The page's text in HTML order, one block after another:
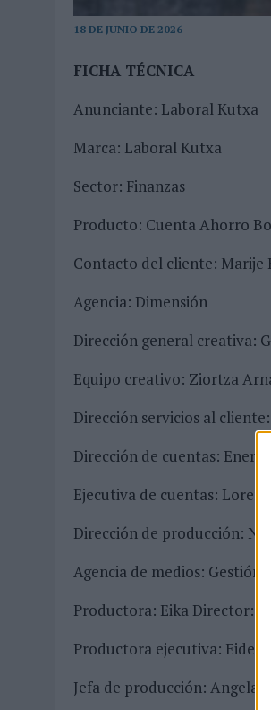
MONEDA”
18 DE JUNIO DE 2026
FICHA TÉCNICA
Anunciante: Laboral Kutxa
Marca: Laboral Kutxa
Sector: Finanzas
Producto: Cuenta Ahorro
Contacto del cliente: Marije
Agencia: Dimensión
Dirección general creativa:
Equipo creativo: Ziortza
Dirección servicios al
Dirección de cuentas: Eneritz
Ejecutiva de cuentas: Lorena
Dirección de producción:
Agencia de medios: Gestión
Productora: Eika Director:
Productora ejecutiva: Eider
Jefa de producción: Angela